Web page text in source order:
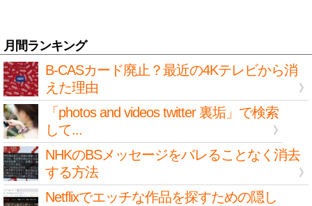
月間ランキング
B-CASカード廃止？最近の4Kテレビから消
えた理由
「photos and videos twitter 裏垢」で検索
して...
NHKのBSメッセージをバレることなく消去
する方法
Netflixでエッチな作品を探すための隠し